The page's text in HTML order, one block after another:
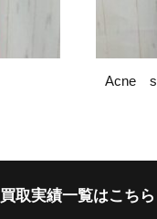
Acne
買取実績一覧はこちら